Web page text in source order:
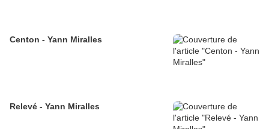
Centon - Yann Miralles
Relevé - Yann Miralles